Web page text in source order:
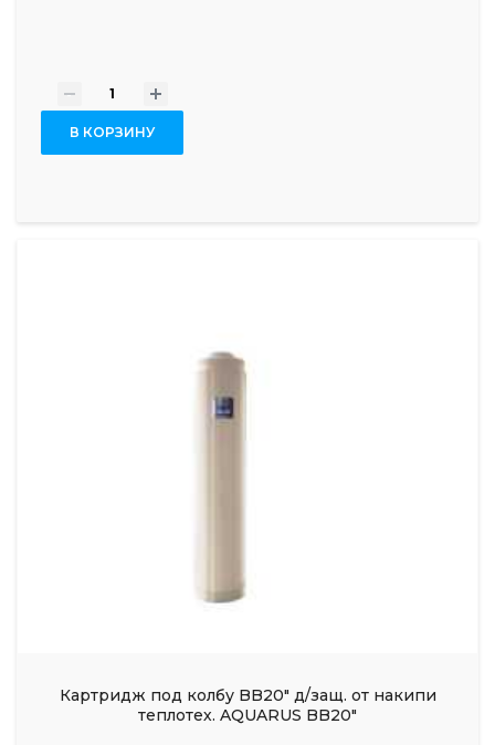
- +
В КОРЗИНУ
Картридж под колбу BB20" д/защ. от накипи
теплотех. AQUARUS BB20"